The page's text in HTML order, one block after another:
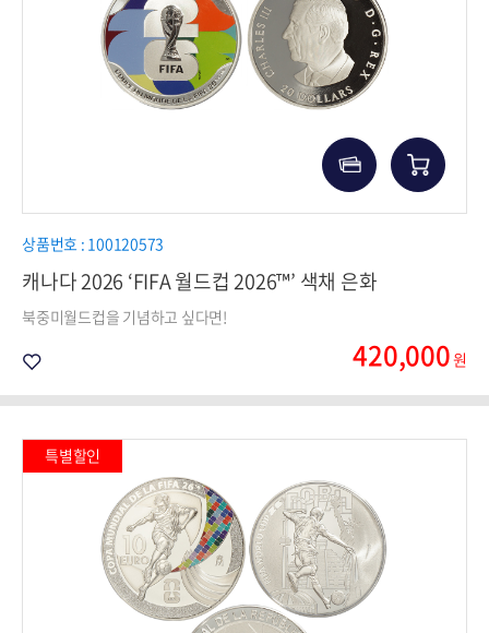
상품번호 : 100120573
캐나다 2026 ‘FIFA 월드컵 2026™’ 색채 은화
북중미월드컵을 기념하고 싶다면!
420,000원
특별할인